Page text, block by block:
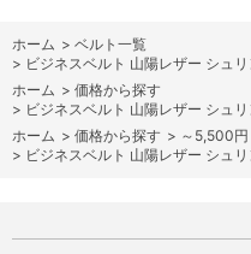
ホーム > ベルト一覧
> ビジネスベルト 山陽レザー シュ
ホーム > 価格から探す
> ビジネスベルト 山陽レザー シュ
ホーム > 価格から探す > ～5,500円
> ビジネスベルト 山陽レザー シュ